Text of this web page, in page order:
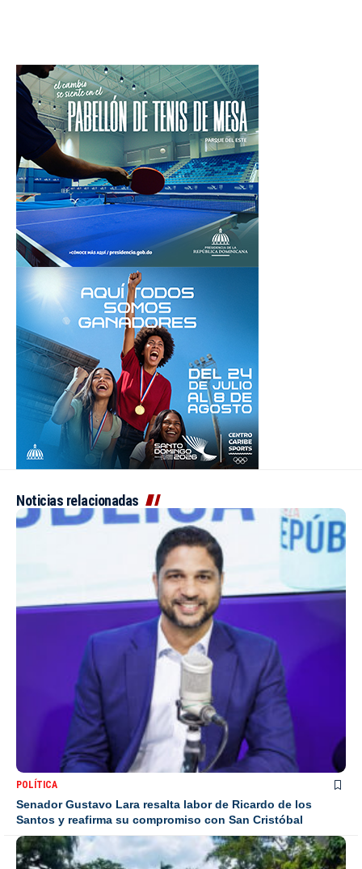
Noticias relacionadas
POLÍTICA
Senador Gustavo Lara resalta labor de Ricardo de los
Santos y reafirma su compromiso con San Cristóbal